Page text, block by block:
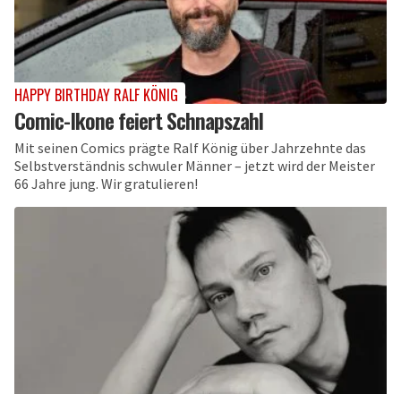
HAPPY BIRTHDAY RALF KÖNIG
Comic-Ikone feiert Schnapszahl
Mit seinen Comics prägte Ralf König über Jahrzehnte das
Selbstverständnis schwuler Männer – jetzt wird der Meister
66 Jahre jung. Wir gratulieren!